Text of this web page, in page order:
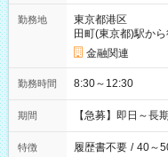
勤務地
東京都港区
田町(東京都)駅か
金融関連
勤務時間 8:30～12:30
期間 【急募】即日～
特徴 履歴書不要 / 40～